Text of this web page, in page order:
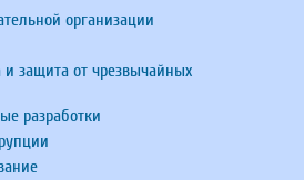
организации
и защита от чрезвычайных
разработки